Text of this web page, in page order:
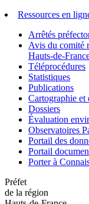
Ressources en
Arrêtés
Avis du comité
Hauts-de-
Téléprocédures
Statistiques
Publications
Cartographie et
Dossiers
Évaluation
Observatoires
Portail des
Portail
Porter à
Préfet
de la région